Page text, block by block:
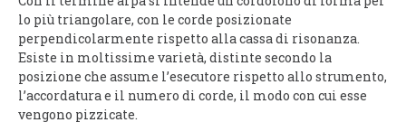
lo più triangolare, con le corde posizionate
perpendicolarmente rispetto alla cassa di risonanza.
Esiste in moltissime varietà, distinte secondo la
posizione che assume l’esecutore rispetto allo strumento,
l’accordatura e il numero di corde, il modo con cui esse
vengono pizzicate.